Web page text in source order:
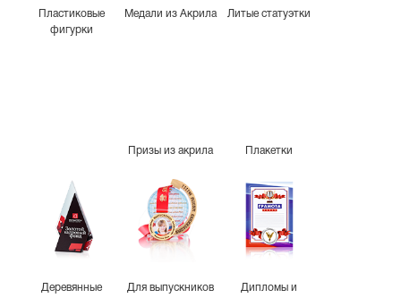
Пластиковые
фигурки
Медали из Акрила Литые статуэтки
Призы из акрила Плакетки
Деревянные
Для выпускников
Дипломы и